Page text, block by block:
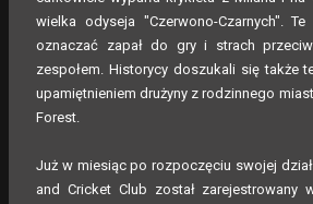
wielka odyseja "Czerwono-Czarnych". Te
oznaczać zapał do gry i strach
zespołem. Historycy doszukali się także
upamiętnieniem drużyny z rodzinnego
Forest.
Już w miesiąc po rozpoczęciu swojej
and Cricket Club został zarejestrowany